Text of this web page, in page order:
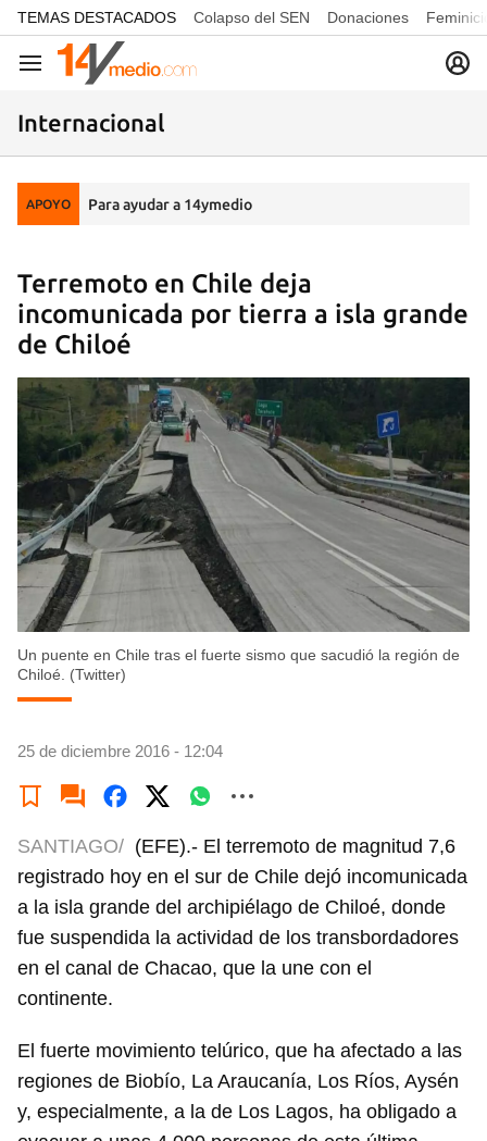
common.go-to-content
TEMAS DESTACADOS Colapso del SEN Donaciones
Navegación
Internacional
APOYO Para ayudar a 14ymedio
Terremoto en Chile deja
incomunicada por tierra a isla grande
de Chiloé
Un puente en Chile tras el fuerte sismo que sacudió la región de
Chiloé. (Twitter)
25 de diciembre 2016 - 12:04
SANTIAGO/ (EFE).- El terremoto de magnitud 7,6
registrado hoy en el sur de Chile dejó incomunicada
a la isla grande del archipiélago de Chiloé, donde
fue suspendida la actividad de los transbordadores
en el canal de Chacao, que la une con el
continente.
El fuerte movimiento telúrico, que ha afectado a las
regiones de Biobío, La Araucanía, Los Ríos, Aysén
y, especialmente, a la de Los Lagos, ha obligado a